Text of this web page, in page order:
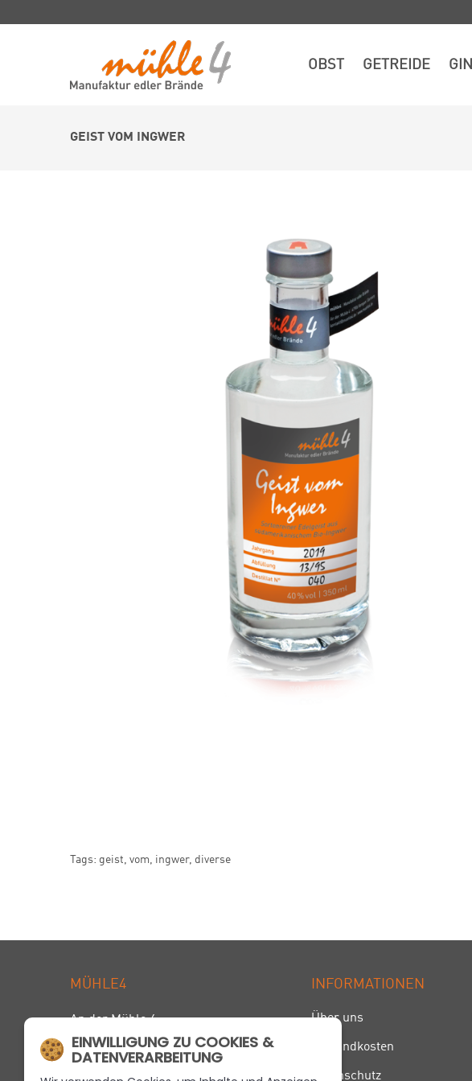
OBST GETREIDE GIN
GEIST VOM INGWER
Tags: geist, vom, ingwer, diverse
MÜHLE4
An der Mühle 4
47906 Kempen
Telefon +49 21 52 . 95 73 00
INFORMATIONEN
Über uns
Versandkosten
Datenschutz
EINWILLIGUNG ZU COOKIES &
DATENVERARBEITUNG